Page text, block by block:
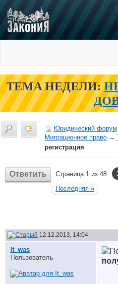
ТЕМА НЕДЕЛИ:
Юридический форум
Миграционное право →
регистрация
Ответить Страница 1 из 48
Последняя »
12.12.2013, 14:04
It_was
Пользователь